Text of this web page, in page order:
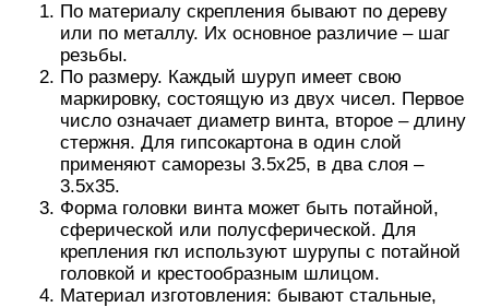
По материалу скрепления бывают по дереву
или по металлу. Их основное различие – шаг
резьбы.
По размеру. Каждый шуруп имеет свою
маркировку, состоящую из двух чисел. Первое
число означает диаметр винта, второе – длину
стержня. Для гипсокартона в один слой
применяют саморезы 3.5х25, в два слоя –
3.5х35.
Форма головки винта может быть потайной,
сферической или полусферической. Для
крепления гкл используют шурупы с потайной
головкой и крестообразным шлицом.
Материал изготовления: бывают стальные,